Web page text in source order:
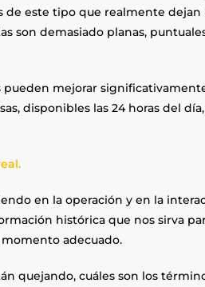
de este tipo que realmente dejan
son demasiado planas,
mejorar
disponibles las 24 horas del
en la operación y en la
histórica que nos sirva
adecuado.
quejando, cuáles son los